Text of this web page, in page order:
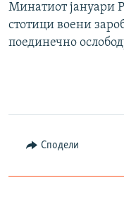
Минатиот јануари
стотици воени
поединечно
Сподели